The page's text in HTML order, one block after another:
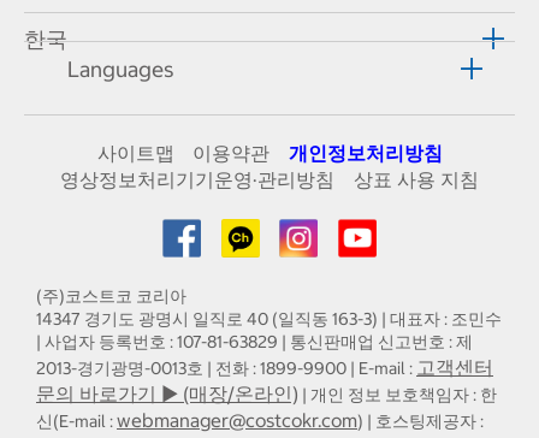
한국
Languages
사이트맵 이용약관
개인정보처리방침
영상정보처리기기운영·관리방침
상표 사용 지침
(주)코스트코 코리아
14347 경기도 광명시 일직로 40 (일직동 163-3) | 대표자 : 조민수
| 사업자 등록번호 : 107-81-63829 | 통신판매업 신고번호 : 제
2013-경기광명-0013호 | 전화 : 1899-9900 | E-mail : 고객센터
문의 바로가기 ▶ (매장/온라인) | 개인 정보 보호책임자 : 한
신(E-mail :webmanager@costcokr.com) | 호스팅제공자 :